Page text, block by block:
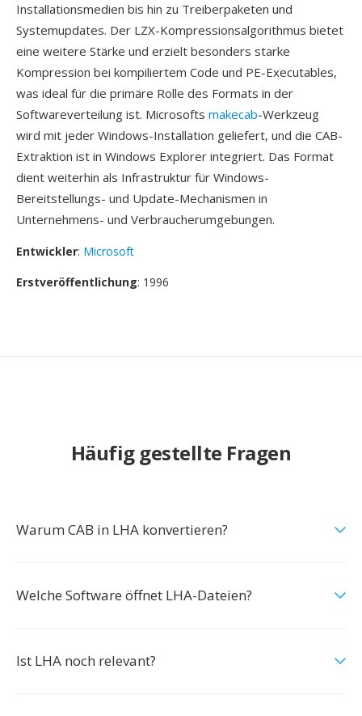
Installationsmedien bis hin zu Treiberpaketen und
Systemupdates. Der LZX-Kompressionsalgorithmus bietet
eine weitere Stärke und erzielt besonders starke
Kompression bei kompiliertem Code und PE-Executables,
was ideal für die primäre Rolle des Formats in der
Softwareverteilung ist. Microsofts makecab-Werkzeug
wird mit jeder Windows-Installation geliefert, und die CAB-
Extraktion ist in Windows Explorer integriert. Das Format
dient weiterhin als Infrastruktur für Windows-
Bereitstellungs- und Update-Mechanismen in
Unternehmens- und Verbraucherumgebungen.
Entwickler: Microsoft
Erstveröffentlichung: 1996
Häufig gestellte Fragen
Warum CAB in LHA konvertieren?
Welche Software öffnet LHA-Dateien?
Ist LHA noch relevant?